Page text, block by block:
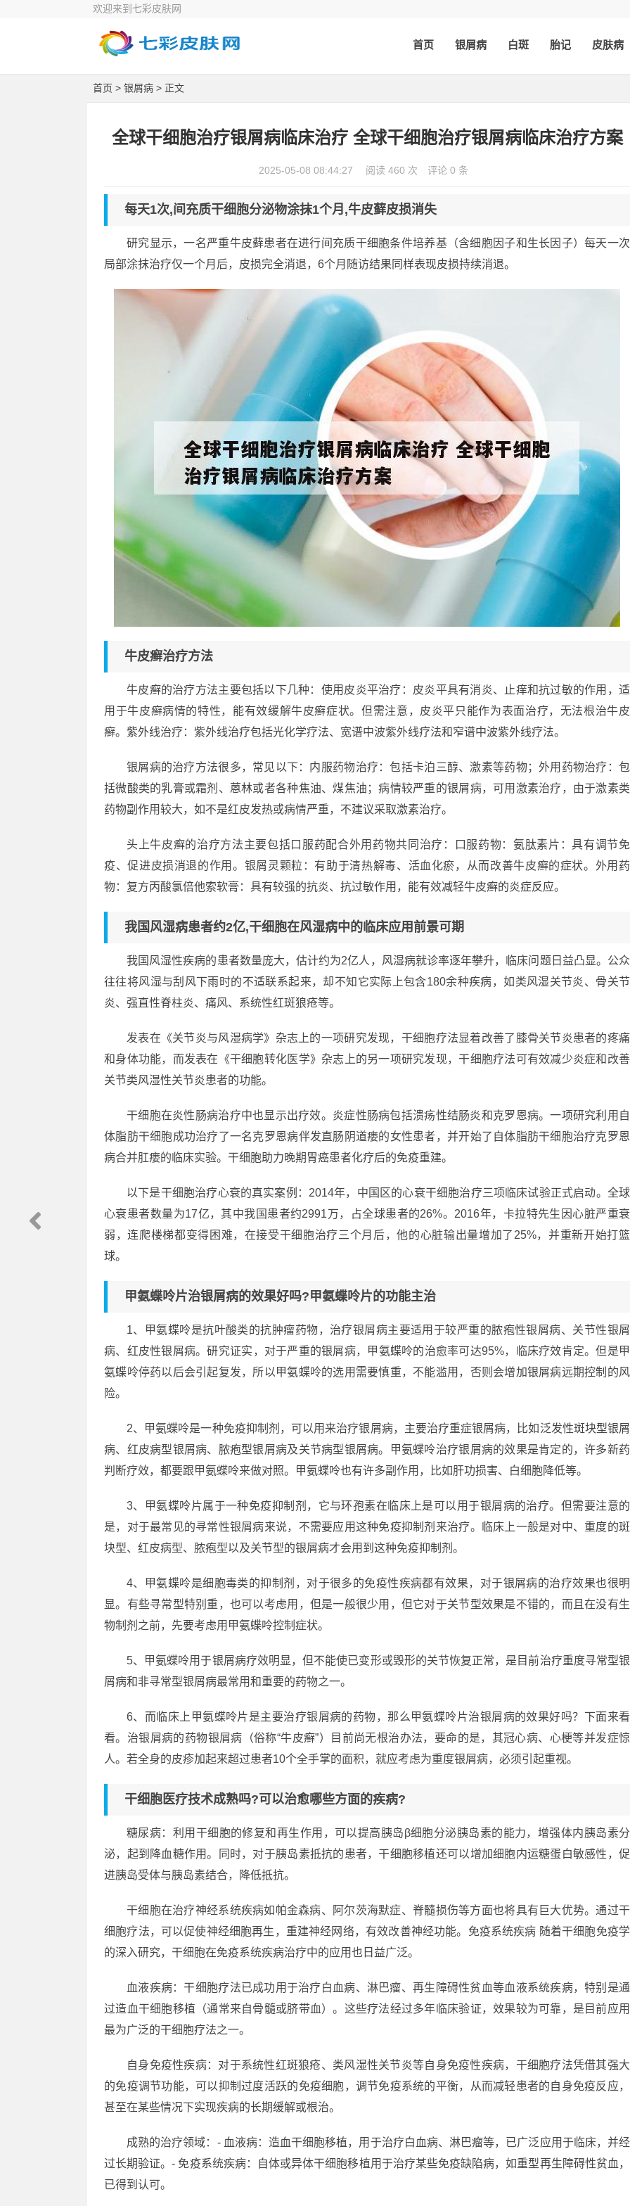
欢迎来到七彩皮肤网
首页 银屑病 白斑 胎记 皮肤病
首页 > 银屑病 > 正文
全球干细胞治疗银屑病临床治疗 全球干细胞治疗银屑病临床治疗方案
2025-05-08 08:44:27 阅读 460 次 评论 0 条
每天1次,间充质干细胞分泌物涂抹1个月,牛皮藓皮损消失
研究显示，一名严重牛皮藓患者在进行间充质干细胞条件培养基（含细胞因子和生长因子）每天一次
局部涂抹治疗仅一个月后，皮损完全消退，6个月随访结果同样表现皮损持续消退。
牛皮癣治疗方法
牛皮癣的治疗方法主要包括以下几种：使用皮炎平治疗：皮炎平具有消炎、止痒和抗过敏的作用，适
用于牛皮癣病情的特性，能有效缓解牛皮癣症状。但需注意，皮炎平只能作为表面治疗，无法根治牛皮
癣。紫外线治疗：紫外线治疗包括光化学疗法、宽谱中波紫外线疗法和窄谱中波紫外线疗法。
银屑病的治疗方法很多，常见以下：内服药物治疗：包括卡泊三醇、激素等药物；外用药物治疗：包
括微酸类的乳膏或霜剂、蒽林或者各种焦油、煤焦油；病情较严重的银屑病，可用激素治疗，由于激素类
药物副作用较大，如不是红皮发热或病情严重，不建议采取激素治疗。
头上牛皮癣的治疗方法主要包括口服药配合外用药物共同治疗：口服药物：氨肽素片：具有调节免
疫、促进皮损消退的作用。银屑灵颗粒：有助于清热解毒、活血化瘀，从而改善牛皮癣的症状。外用药
物：复方丙酸氯倍他索软膏：具有较强的抗炎、抗过敏作用，能有效减轻牛皮癣的炎症反应。
我国风湿病患者约2亿,干细胞在风湿病中的临床应用前景可期
我国风湿性疾病的患者数量庞大，估计约为2亿人，风湿病就诊率逐年攀升，临床问题日益凸显。公众
往往将风湿与刮风下雨时的不适联系起来，却不知它实际上包含180余种疾病，如类风湿关节炎、骨关节
炎、强直性脊柱炎、痛风、系统性红斑狼疮等。
发表在《关节炎与风湿病学》杂志上的一项研究发现，干细胞疗法显着改善了膝骨关节炎患者的疼痛
和身体功能，而发表在《干细胞转化医学》杂志上的另一项研究发现，干细胞疗法可有效减少炎症和改善
关节类风湿性关节炎患者的功能。
干细胞在炎性肠病治疗中也显示出疗效。炎症性肠病包括溃疡性结肠炎和克罗恩病。一项研究利用自
体脂肪干细胞成功治疗了一名克罗恩病伴发直肠阴道瘘的女性患者，并开始了自体脂肪干细胞治疗克罗恩
病合并肛瘘的临床实验。干细胞助力晚期胃癌患者化疗后的免疫重建。
以下是干细胞治疗心衰的真实案例：2014年，中国区的心衰干细胞治疗三项临床试验正式启动。全球
心衰患者数量为17亿，其中我国患者约2991万，占全球患者的26%。2016年，卡拉特先生因心脏严重衰
弱，连爬楼梯都变得困难，在接受干细胞治疗三个月后，他的心脏输出量增加了25%，并重新开始打篮
球。
甲氨蝶呤片治银屑病的效果好吗?甲氨蝶呤片的功能主治
1、甲氨蝶呤是抗叶酸类的抗肿瘤药物，治疗银屑病主要适用于较严重的脓疱性银屑病、关节性银屑
病、红皮性银屑病。研究证实，对于严重的银屑病，甲氨蝶呤的治愈率可达95%，临床疗效肯定。但是甲
氨蝶呤停药以后会引起复发，所以甲氨蝶呤的选用需要慎重，不能滥用，否则会增加银屑病远期控制的风
险。
2、甲氨蝶呤是一种免疫抑制剂，可以用来治疗银屑病，主要治疗重症银屑病，比如泛发性斑块型银屑
病、红皮病型银屑病、脓疱型银屑病及关节病型银屑病。甲氨蝶呤治疗银屑病的效果是肯定的，许多新药
判断疗效，都要跟甲氨蝶呤来做对照。甲氨蝶呤也有许多副作用，比如肝功损害、白细胞降低等。
3、甲氨蝶呤片属于一种免疫抑制剂，它与环孢素在临床上是可以用于银屑病的治疗。但需要注意的
是，对于最常见的寻常性银屑病来说，不需要应用这种免疫抑制剂来治疗。临床上一般是对中、重度的斑
块型、红皮病型、脓疱型以及关节型的银屑病才会用到这种免疫抑制剂。
4、甲氨蝶呤是细胞毒类的抑制剂，对于很多的免疫性疾病都有效果，对于银屑病的治疗效果也很明
显。有些寻常型特别重，也可以考虑用，但是一般很少用，但它对于关节型效果是不错的，而且在没有生
物制剂之前，先要考虑用甲氨蝶呤控制症状。
5、甲氨蝶呤用于银屑病疗效明显，但不能使已变形或毁形的关节恢复正常，是目前治疗重度寻常型银
屑病和非寻常型银屑病最常用和重要的药物之一。
6、而临床上甲氨蝶呤片是主要治疗银屑病的药物，那么甲氨蝶呤片治银屑病的效果好吗？下面来看
看。治银屑病的药物银屑病（俗称“牛皮癣”）目前尚无根治办法，要命的是，其冠心病、心梗等并发症惊
人。若全身的皮疹加起来超过患者10个全手掌的面积，就应考虑为重度银屑病，必须引起重视。
干细胞医疗技术成熟吗?可以治愈哪些方面的疾病?
糖尿病：利用干细胞的修复和再生作用，可以提高胰岛β细胞分泌胰岛素的能力，增强体内胰岛素分
泌，起到降血糖作用。同时，对于胰岛素抵抗的患者，干细胞移植还可以增加细胞内运糖蛋白敏感性，促
进胰岛受体与胰岛素结合，降低抵抗。
干细胞在治疗神经系统疾病如帕金森病、阿尔茨海默症、脊髓损伤等方面也将具有巨大优势。通过干
细胞疗法，可以促使神经细胞再生，重建神经网络，有效改善神经功能。免疫系统疾病 随着干细胞免疫学
的深入研究，干细胞在免疫系统疾病治疗中的应用也日益广泛。
血液疾病：干细胞疗法已成功用于治疗白血病、淋巴瘤、再生障碍性贫血等血液系统疾病，特别是通
过造血干细胞移植（通常来自骨髓或脐带血）。这些疗法经过多年临床验证，效果较为可靠，是目前应用
最为广泛的干细胞疗法之一。
自身免疫性疾病：对于系统性红斑狼疮、类风湿性关节炎等自身免疫性疾病，干细胞疗法凭借其强大
的免疫调节功能，可以抑制过度活跃的免疫细胞，调节免疫系统的平衡，从而减轻患者的自身免疫反应，
甚至在某些情况下实现疾病的长期缓解或根治。
成熟的治疗领域：- 血液病：造血干细胞移植，用于治疗白血病、淋巴瘤等，已广泛应用于临床，并经
过长期验证。- 免疫系统疾病：自体或异体干细胞移植用于治疗某些免疫缺陷病，如重型再生障碍性贫血，
已得到认可。